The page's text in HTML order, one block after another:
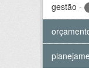
gestão -